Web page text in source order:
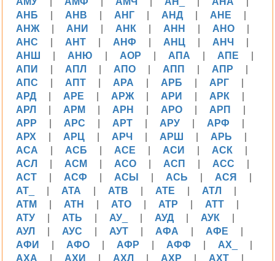
АНБ
| АНВ | АНГ | АНД | АНЕ
|
АНЖ
| АНИ | АНК | АНН | АНО
|
АНС
| АНТ | АНФ | АНЦ | АНЧ
|
АНШ
| АНЮ | АОР | АПА | АПЕ
|
АПИ
| АПЛ | АПО | АПП | АПР
|
АПС
| АПТ | АРА | АРБ | АРГ
|
АРД
| АРЕ | АРЖ | АРИ | АРК
|
АРЛ
| АРМ | АРН | АРО | АРП
|
АРР
| АРС | АРТ | АРУ | АРФ
|
АРХ
| АРЦ | АРЧ | АРШ | АРЬ
|
АСА
| АСБ | АСЕ | АСИ | АСК
|
АСЛ
| АСМ | АСО | АСП | АСС
|
АСТ
| АСФ | АСЫ | АСЬ | АСЯ
|
АТ_
| АТА | АТВ | АТЕ | АТЛ
|
АТМ
| АТН | АТО | АТР | АТТ
|
АТУ
| АТЬ | АУ_ | АУД | АУК
|
АУЛ
| АУС | АУТ | АФА | АФЕ
|
АФИ
| АФО | АФР | АФФ | АХ_
|
АХА
| АХИ | АХЛ | АХР | АХТ |